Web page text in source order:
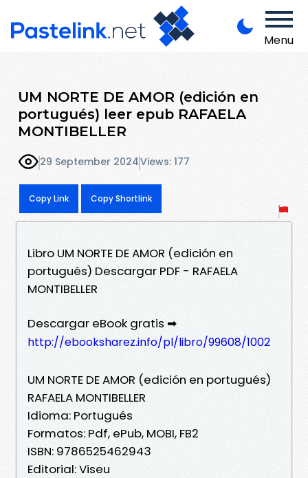
Menu
UM NORTE DE AMOR (edición en
portugués) leer epub RAFAELA
MONTIBELLER
29 September 2024Views: 177
Copy Link Copy Shortlink
Libro UM NORTE DE AMOR (edición en
portugués) Descargar PDF - RAFAELA
MONTIBELLER
Descargar eBook gratis ➡
http://ebooksharez.info/pl/libro/99608/1002
UM NORTE DE AMOR (edición en portugués)
RAFAELA MONTIBELLER
Idioma: Portugués
Formatos: Pdf, ePub, MOBI, FB2
ISBN: 9786525462943
Editorial: Viseu